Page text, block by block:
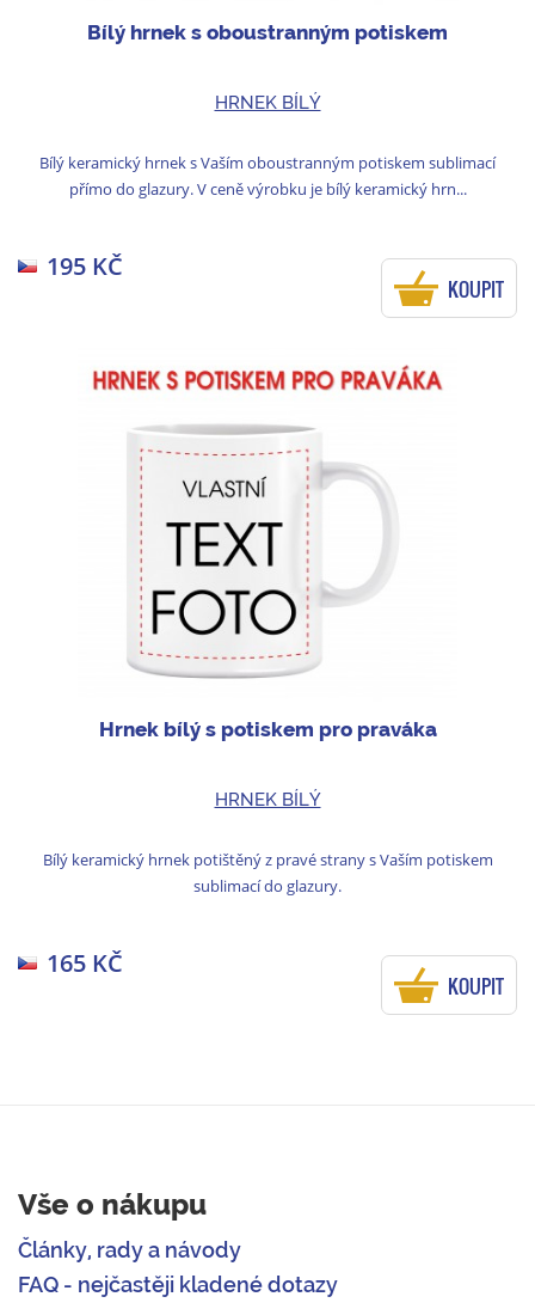
Bílý hrnek s oboustranným potiskem
HRNEK BÍLÝ
Bílý keramický hrnek s Vaším oboustranným potiskem sublimací
přímo do glazury. V ceně výrobku je bílý keramický hrn...
195 KČ
KOUPIT
Hrnek bílý s potiskem pro praváka
HRNEK BÍLÝ
Bílý keramický hrnek potištěný z pravé strany s Vaším potiskem
sublimací do glazury.
165 KČ
KOUPIT
Vše o nákupu
Články, rady a návody
FAQ - nejčastěji kladené dotazy